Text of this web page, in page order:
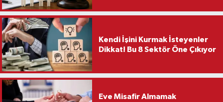
Kendi İşini Kurmak İsteyenler
Dikkat! Bu 8 Sektör Öne Çıkıyor
Eve Misafir Almamak